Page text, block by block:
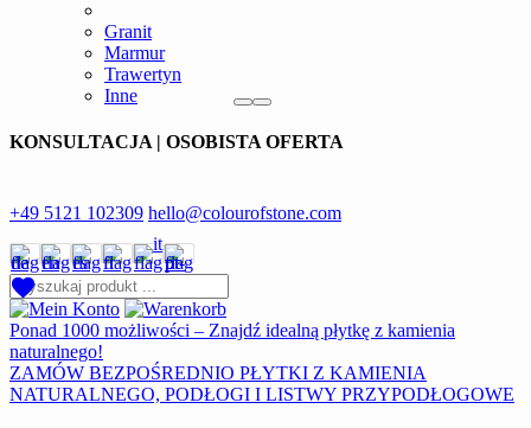
Granit
Marmur
Trawertyn
Inne
KONSULTACJA | OSOBISTA OFERTA
+49 5121 102309 hello@colourofstone.com
Ponad 1000 możliwości – Znajdź idealną płytkę z kamienia
naturalnego!
ZAMÓW BEZPOŚREDNIO PŁYTKI Z KAMIENIA
NATURALNEGO, PODŁOGI I LISTWY PRZYPODŁOGOWE